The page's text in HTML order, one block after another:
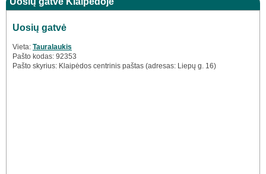
Uosių gatvė
Vieta: Tauralaukis
Pašto kodas: 92353
Pašto skyrius: Klaipėdos centrinis paštas (adresas: Liepų g. 16)